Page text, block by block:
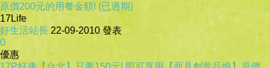
原價200元的用餐金額! (已過期)
17Life
好生活站長 22-09-2010 發表
0
優惠